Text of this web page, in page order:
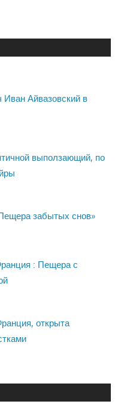
Иван Айвазовский в
выползающий, по
забытых снов»
: Пещера с
открыта